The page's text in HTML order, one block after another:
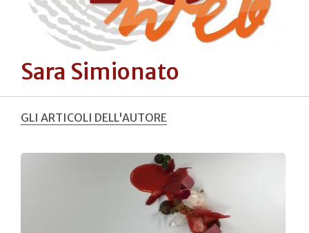
Sara Simionato
GLI ARTICOLI DELL'AUTORE